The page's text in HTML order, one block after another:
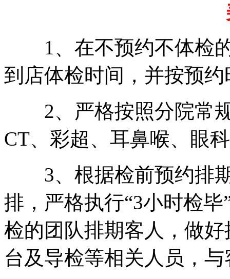
美
1、在不预约不体检的
到店体检时间，并按预
2、严格按照分院常规
CT、彩超、耳鼻喉、眼
3、根据检前预约排期
排，严格执行“3小时检
检的团队排期客人，做
台及导检等相关人员，